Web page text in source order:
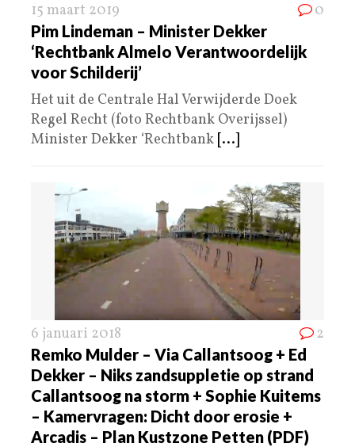
15 maart 2019 0
Pim Lindeman – Minister Dekker
‘Rechtbank Almelo Verantwoordelijk
voor Schilderij’
Het uit de Centrale Hal Verwijderde Doek
Regel Recht (foto Rechtbank Overijssel)
Minister Dekker ‘Rechtbank [...]
6 januari 2018 2
Remko Mulder – Via Callantsoog + Ed
Dekker – Niks zandsuppletie op strand
Callantsoog na storm + Sophie Kuitems
– Kamervragen: Dicht door erosie +
Arcadis – Plan Kustzone Petten (PDF)